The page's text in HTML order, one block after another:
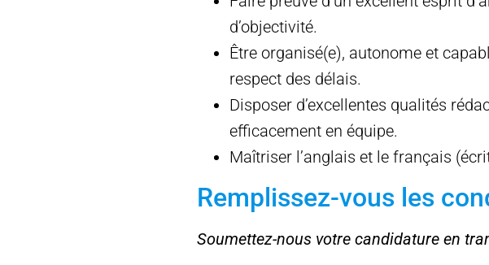
d’objectivité.
Être organisé(e), autonome et
respect des délais.
Disposer d’excellentes qualités
efficacement en équipe.
Maîtriser l’anglais et le français
Remplissez-vous les
Soumettez-nous votre candidature en